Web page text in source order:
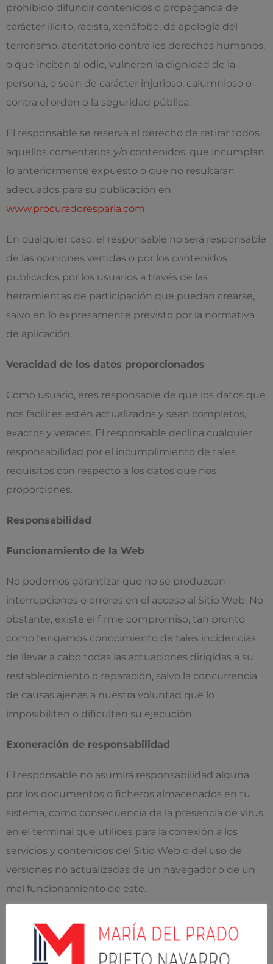
prohibido difundir contenidos o propaganda de
carácter ilícito, racista, xenófobo, de apología del
terrorismo, atentatorio contra los derechos humanos,
o que inciten al odio, vulneren la dignidad de la
persona, o sean de carácter injurioso, calumnioso o
contra el orden o la seguridad pública.
El responsable se reserva el derecho de retirar todos
aquellos comentarios y/o contenidos, que incumplan
lo anteriormente expuesto o que no resultaran
adecuados para su publicación en
www.procuradoresparla.com.
En cualquier caso, el responsable no será responsable
de las opiniones vertidas o por los contenidos
publicados por los usuarios a través de las
herramientas de participación que puedan crearse,
salvo en lo expresamente previsto por la normativa
de aplicación.
Veracidad de los datos proporcionados
Como usuario, eres responsable de que los datos que
nos facilites estén actualizados y sean completos,
exactos y veraces. El responsable declina cualquier
responsabilidad por el incumplimiento de tales
requisitos con respecto a los datos que nos
proporciones.
Responsabilidad
Funcionamiento de la Web
No podemos garantizar que no se produzcan
interrupciones o errores en el acceso al Sitio Web. No
obstante, existe el firme compromiso, tan pronto
como tengamos conocimiento de tales incidencias,
de llevar a cabo todas las actuaciones dirigidas a su
restablecimiento o reparación, salvo la concurrencia
de causas ajenas a nuestra voluntad que lo
imposibiliten o dificulten su ejecución.
Exoneración de responsabilidad
El responsable no asumirá responsabilidad alguna
por los documentos o ficheros almacenados en tu
sistema, como consecuencia de la presencia de virus
en el terminal que utilices para la conexión a los
servicios y contenidos del Sitio Web o del uso de
versiones no actualizadas de un navegador o de un
mal funcionamiento de este.
Contenidos del Sitio Web